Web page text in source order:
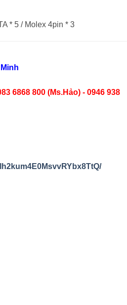
* 5 / Molex 4pin * 3
6868 800 (Ms.Hảo) - 0946 938